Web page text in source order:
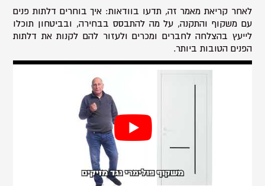
לאחר קריאת מאמר זה, תדעו בוודאות: איך בוחרים דלתות פנים
עם משקוף והתקנה, על מה להתבסס בבחירה, ובביטחון תוכלו
לייעץ בהצלחה לחברים ומכרים ולעזור להם לקנות את דלתות
הפנים הטובות ביותר.